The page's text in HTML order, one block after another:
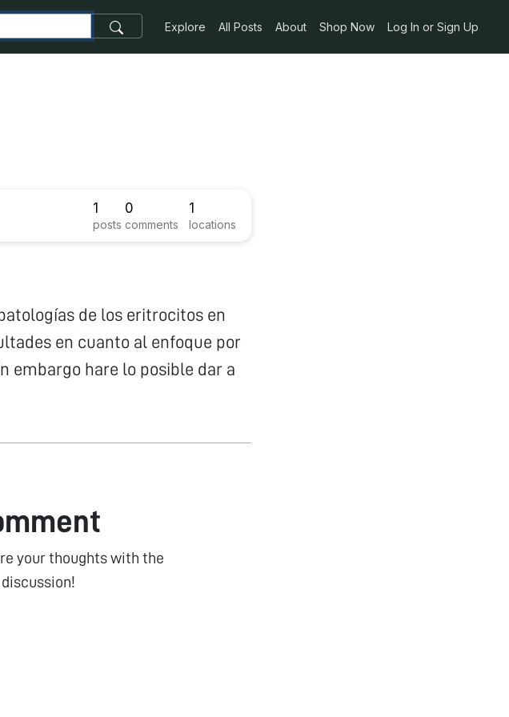
Explore All Posts About Shop Now Log In or Sign Up
1
posts
0
comments
1
locations
de los eritrocitos en
en cuanto al enfoque por
embargo hare lo posible dar a
your thoughts with the